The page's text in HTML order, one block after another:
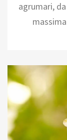
agrumari,